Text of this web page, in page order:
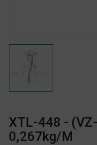
XTL-448 -
0,267kg/m